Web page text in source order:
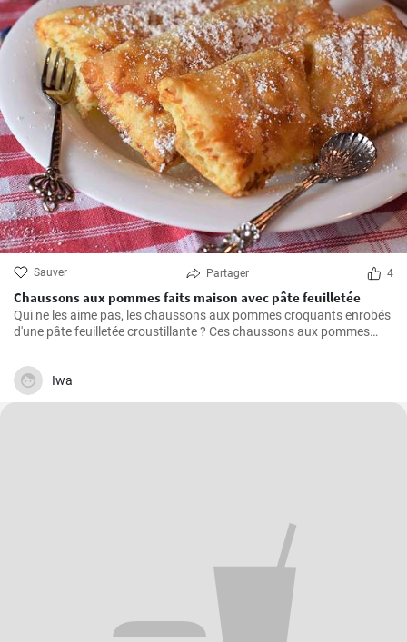
Sauver Partager 4
Chaussons aux pommes faits maison avec pâte feuilletée
Qui ne les aime pas, les chaussons aux pommes croquants enrobés
d'une pâte feuilletée croustillante ? Ces chaussons aux pommes
faits maison sont un régal absolu et l'un de mes favoris personnels.
La préparation est plus simple qu'on ne le pense et c'est un vrai
régal à chaque fois. Alors, retroussez vos manches et c'est parti !
Iwa